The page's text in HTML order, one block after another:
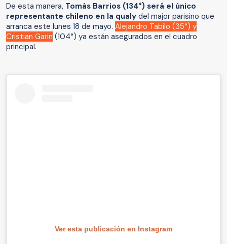
De esta manera, Tomás Barrios (134°) será el único
representante chileno en la qualy del major parisino que
arranca este lunes 18 de mayo. Alejandro Tabilo (35°) y
Cristian Garin (104°) ya están asegurados en el cuadro
principal.
Ver esta publicación en Instagram